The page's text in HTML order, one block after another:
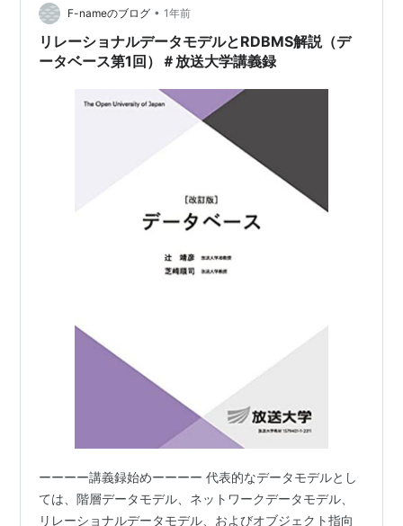
で？」と戸惑うけれど、何度も向き合う…
F-nameのブログ • 1年前
リレーショナルデータモデルとRDBMS解説（デ
ータベース第1回）＃放送大学講義録
ーーーー講義録始めーーーー 代表的なデータモデルとし
ては、階層データモデル、ネットワークデータモデル、
リレーショナルデータモデル、およびオブジェクト指向